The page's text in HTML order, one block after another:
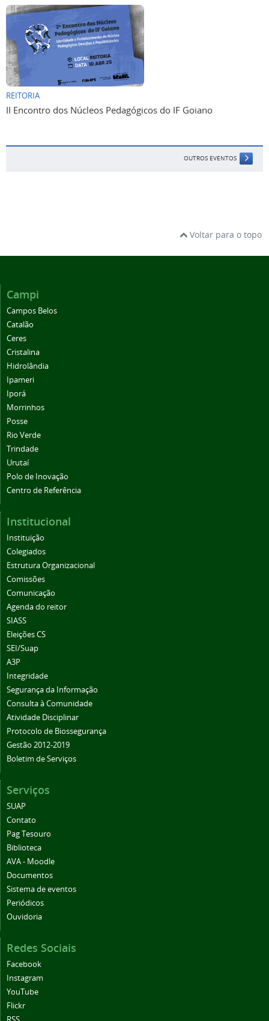
REITORIA
II Encontro dos Núcleos Pedagógicos do IF Goiano
OUTROS EVENTOS
Voltar para o topo
Campi
Campos Belos
Catalão
Ceres
Cristalina
Hidrolândia
Ipameri
Iporá
Morrinhos
Posse
Rio Verde
Trindade
Urutaí
Polo de Inovação
Centro de Referência
Institucional
Instituição
Colegiados
Estrutura Organizacional
Comissões
Comunicação
Agenda do reitor
SIASS
Eleições CS
SEI/Suap
A3P
Integridade
Segurança da Informação
Consulta à Comunidade
Atividade Disciplinar
Protocolo de Biossegurança
Gestão 2012-2019
Boletim de Serviços
Serviços
SUAP
Contato
Pag Tesouro
Biblioteca
AVA - Moodle
Documentos
Sistema de eventos
Periódicos
Ouvidoria
Redes Sociais
Facebook
Instagram
YouTube
Flickr